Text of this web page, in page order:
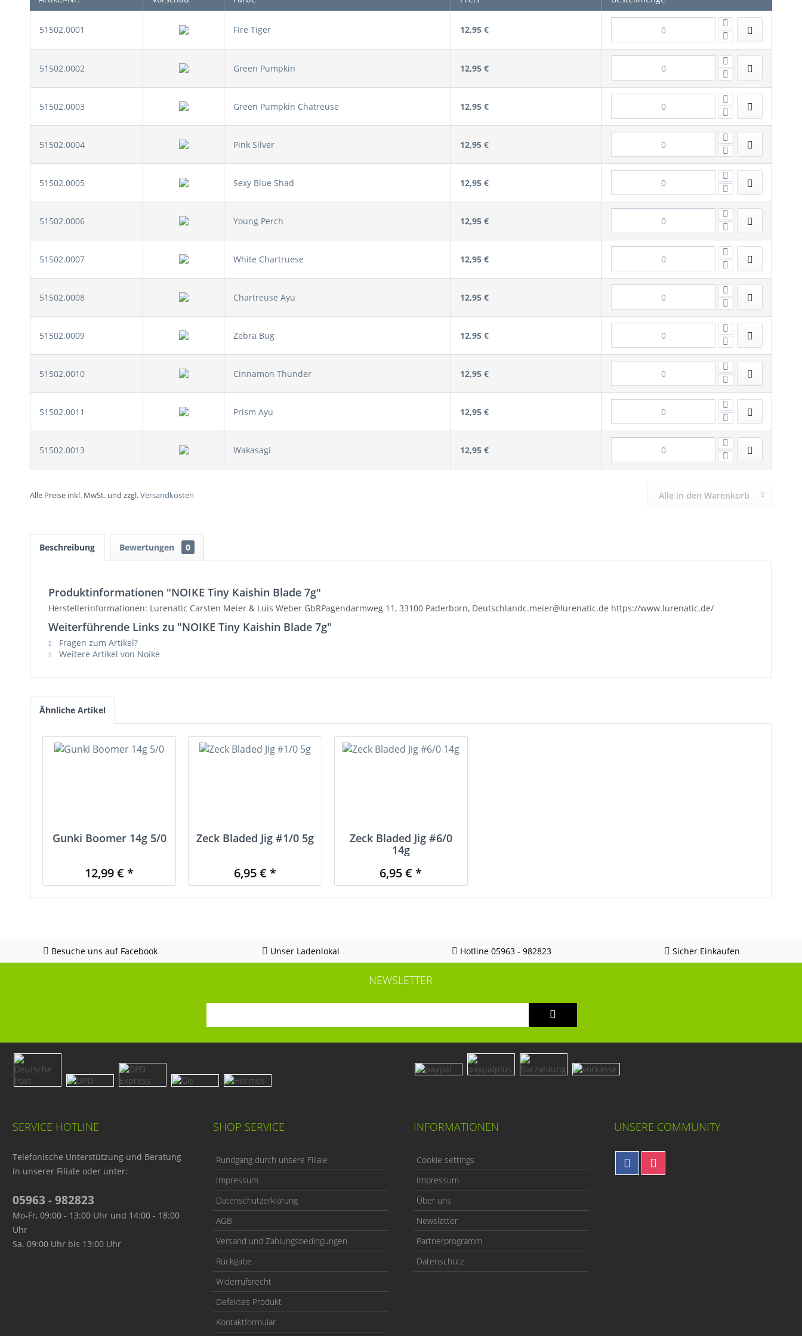
51502.0001 Fire Tiger 12,95 €
51502.0002 Green Pumpkin 12,95 €
51502.0003 Green Pumpkin Chatreuse 12,95 €
51502.0004 Pink Silver 12,95 €
51502.0005 Sexy Blue Shad 12,95 €
51502.0006 Young Perch 12,95 €
51502.0007 White Chartruese 12,95 €
51502.0008 Chartreuse Ayu 12,95 €
51502.0009 Zebra Bug 12,95 €
51502.0010 Cinnamon Thunder 12,95 €
51502.0011 Prism Ayu 12,95 €
51502.0013 Wakasagi 12,95 €
Alle Preise inkl. MwSt. und zzgl.Versandkosten Alle in den Warenkorb
Beschreibung Bewertungen 0
Produktinformationen "NOIKE Tiny Kaishin Blade 7g"
Herstellerinformationen: Lurenatic Carsten Meier & Luis Weber GbRPagendarmweg 11, 33100 Paderborn, Deutschlandc.meier@lurenatic.de https://www.lurenatic.de/
Weiterführende Links zu "NOIKE Tiny Kaishin Blade 7g"
Fragen zum Artikel?
Weitere Artikel von Noike
Ähnliche Artikel
Gunki Boomer 14g 5/0
12,99 € *
Zeck Bladed Jig #1/0 5g
6,95 € *
Zeck Bladed Jig #6/0
14g
6,95 € *
Besuche uns auf Facebook Unser Ladenlokal Hotline 05963 - 982823 Sicher Einkaufen
NEWSLETTER
SERVICE HOTLINE
Telefonische Unterstützung und Beratung
in unserer Filiale oder unter:
05963 - 982823
Mo-Fr, 09:00 - 13:00 Uhr und 14:00 - 18:00
Uhr
Sa. 09:00 Uhr bis 13:00 Uhr
SHOP SERVICE
Rundgang durch unsere Filiale
Impressum
Datenschutzerklärung
AGB
Versand und Zahlungsbedingungen
Rückgabe
Widerrufsrecht
Defektes Produkt
Kontaktformular
INFORMATIONEN
Cookie settings
Impressum
Über uns
Newsletter
Partnerprogramm
Datenschutz
UNSERE COMMUNITY